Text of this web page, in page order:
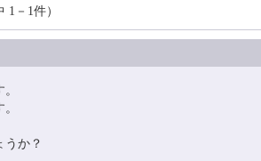
1－1件）
うか？